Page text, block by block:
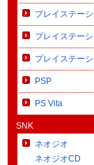
プレイステー
プレイステー
プレイステー
PSP
PS Vita
SNK
ネオジオ
ネオジオCD